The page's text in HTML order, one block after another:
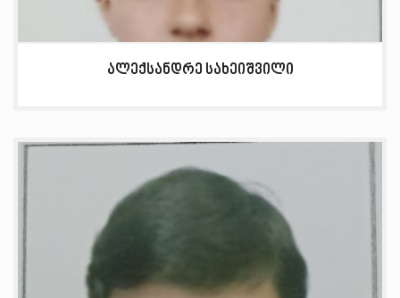
ალექსანდრე სახეიშვილი